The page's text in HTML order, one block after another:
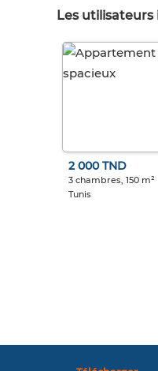
Les
2 000 TND
3 chambres, 150 m²
Tunis